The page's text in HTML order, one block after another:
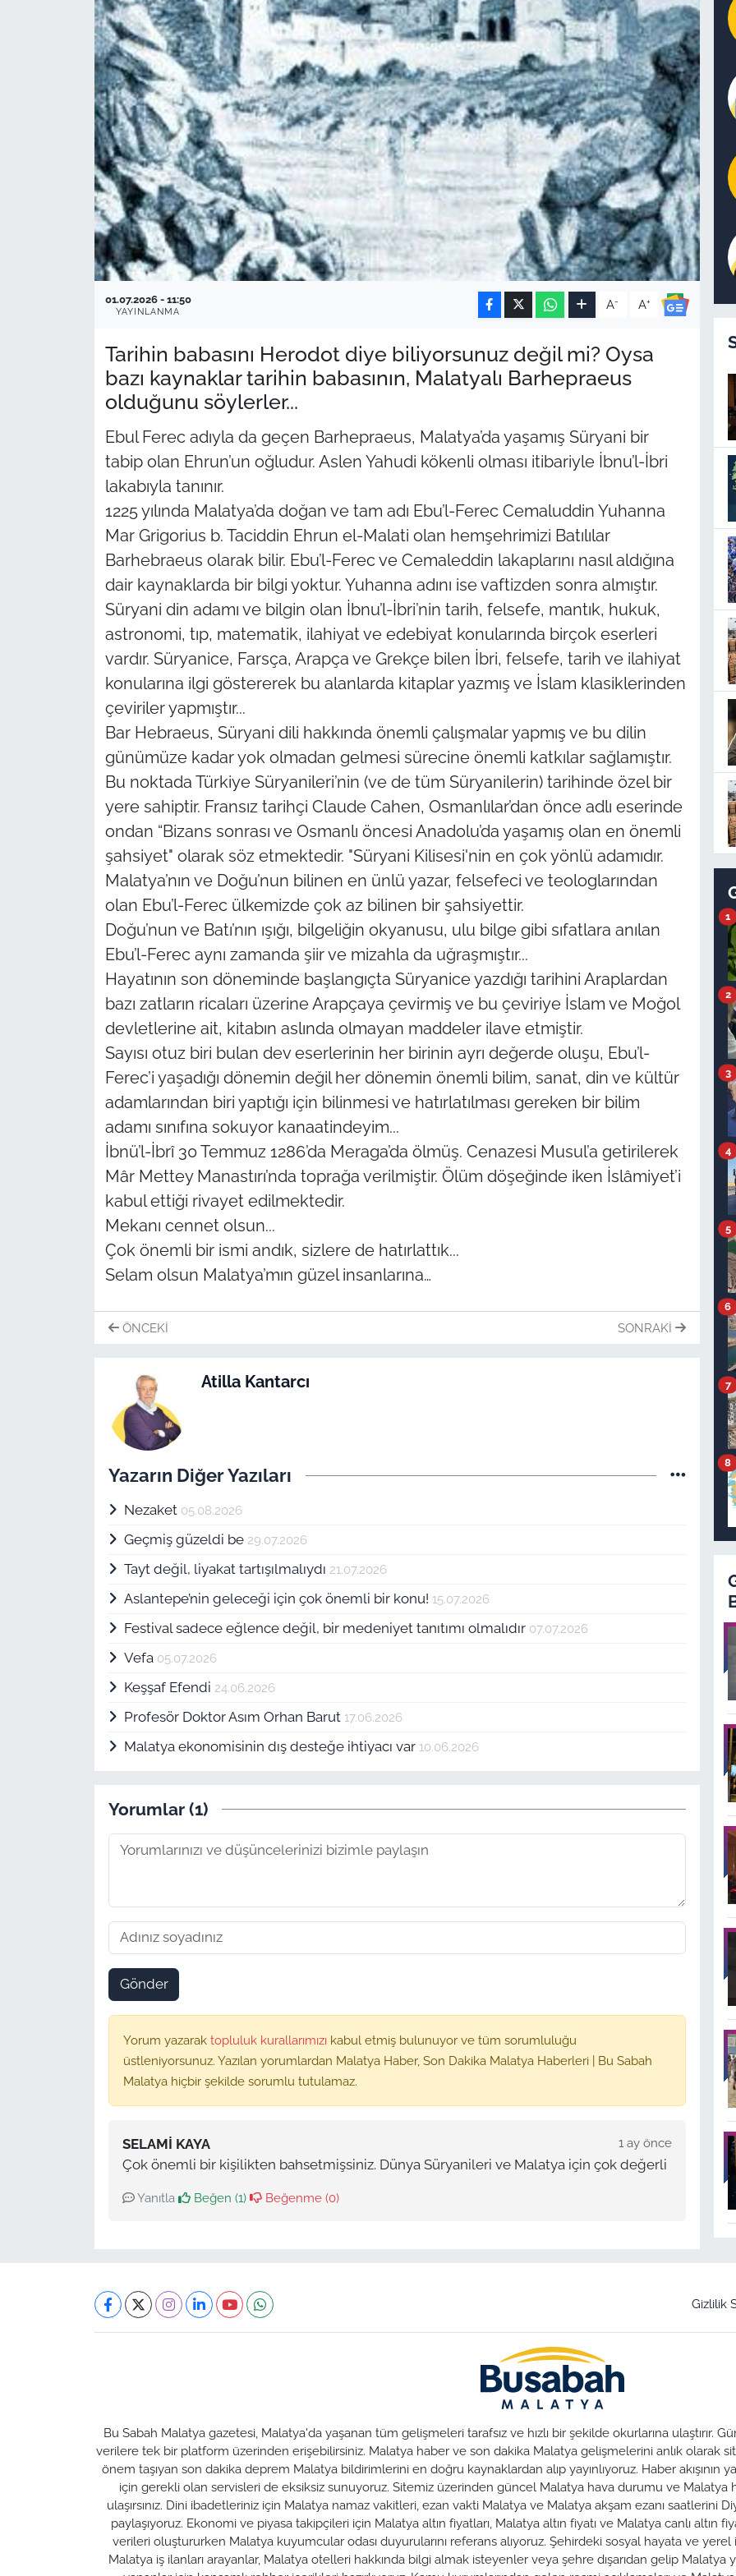
01.07.2026 - 11:50
YAYINLANMA A- A+
Tarihin babasını Herodot diye biliyorsunuz değil mi? Oysa
bazı kaynaklar tarihin babasının, Malatyalı Barhepraeus
olduğunu söylerler...
Ebul Ferec adıyla da geçen Barhepraeus, Malatya’da yaşamış Süryani bir
tabip olan Ehrun’un oğludur. Aslen Yahudi kökenli olması itibariyle İbnu’l-İbri
lakabıyla tanınır.
1225 yılında Malatya’da doğan ve tam adı Ebu’l-Ferec Cemaluddin Yuhanna
Mar Grigorius b. Taciddin Ehrun el-Malati olan hemşehrimizi Batılılar
Barhebraeus olarak bilir. Ebu’l-Ferec ve Cemaleddin lakaplarını nasıl aldığına
dair kaynaklarda bir bilgi yoktur. Yuhanna adını ise vaftizden sonra almıştır.
Süryani din adamı ve bilgin olan İbnu’l-İbri’nin tarih, felsefe, mantık, hukuk,
astronomi, tıp, matematik, ilahiyat ve edebiyat konularında birçok eserleri
vardır. Süryanice, Farsça, Arapça ve Grekçe bilen İbri, felsefe, tarih ve ilahiyat
konularına ilgi göstererek bu alanlarda kitaplar yazmış ve İslam klasiklerinden
çeviriler yapmıştır...
Bar Hebraeus, Süryani dili hakkında önemli çalışmalar yapmış ve bu dilin
günümüze kadar yok olmadan gelmesi sürecine önemli katkılar sağlamıştır.
Bu noktada Türkiye Süryanileri’nin (ve de tüm Süryanilerin) tarihinde özel bir
yere sahiptir. Fransız tarihçi Claude Cahen, Osmanlılar’dan önce adlı eserinde
ondan “Bizans sonrası ve Osmanlı öncesi Anadolu’da yaşamış olan en önemli
şahsiyet" olarak söz etmektedir. "Süryani Kilisesi'nin en çok yönlü adamıdır.
Malatya’nın ve Doğu’nun bilinen en ünlü yazar, felsefeci ve teologlarından
olan Ebu’l-Ferec ülkemizde çok az bilinen bir şahsiyettir.
Doğu’nun ve Batı’nın ışığı, bilgeliğin okyanusu, ulu bilge gibi sıfatlara anılan
Ebu’l-Ferec aynı zamanda şiir ve mizahla da uğraşmıştır...
Hayatının son döneminde başlangıçta Süryanice yazdığı tarihini Araplardan
bazı zatların ricaları üzerine Arapçaya çevirmiş ve bu çeviriye İslam ve Moğol
devletlerine ait, kitabın aslında olmayan maddeler ilave etmiştir.
Sayısı otuz biri bulan dev eserlerinin her birinin ayrı değerde oluşu, Ebu’l-
Ferec’i yaşadığı dönemin değil her dönemin önemli bilim, sanat, din ve kültür
adamlarından biri yaptığı için bilinmesi ve hatırlatılması gereken bir bilim
adamı sınıfına sokuyor kanaatindeyim...
İbnü’l-İbrî 30 Temmuz 1286’da Meraga’da ölmüş. Cenazesi Musul’a getirilerek
Mâr Mettey Manastırı’nda toprağa verilmiştir. Ölüm döşeğinde iken İslâmiyet’i
kabul ettiği rivayet edilmektedir.
Mekanı cennet olsun...
Çok önemli bir ismi andık, sizlere de hatırlattık...
Selam olsun Malatya’mın güzel insanlarına…
ÖNCEKI SONRAKI
Atilla Kantarcı
Yazarın Diğer Yazıları
Nezaket 05.08.2026
Geçmiş güzeldi be 29.07.2026
Tayt değil, liyakat tartışılmalıydı 21.07.2026
Aslantepe’nin geleceği için çok önemli bir konu! 15.07.2026
Festival sadece eğlence değil, bir medeniyet tanıtımı olmalıdır 07.07.2026
Vefa 05.07.2026
Keşşaf Efendi 24.06.2026
Profesör Doktor Asım Orhan Barut 17.06.2026
Malatya ekonomisinin dış desteğe ihtiyacı var 10.06.2026
Yorumlar (1)
Gönder
Yorum yazarak topluluk kurallarımızı kabul etmiş bulunuyor ve tüm sorumluluğu
üstleniyorsunuz. Yazılan yorumlardan Malatya Haber, Son Dakika Malatya Haberleri | Bu Sabah
Malatya hiçbir şekilde sorumlu tutulamaz.
SELAMI KAYA 1 ay önce
Çok önemli bir kişilikten bahsetmişsiniz. Dünya Süryanileri ve Malatya için çok değerli
Yanıtla Beğen (1) Beğenme (0)
1
2
3
4
5
6
7
8
Gizlilik
Bu Sabah Malatya gazetesi, Malatya'da yaşanan tüm gelişmeleri tarafsız ve hızlı bir şekilde okurlarına ulaştırır.
verilere tek bir platform üzerinden erişebilirsiniz. Malatya haber ve son dakika Malatya gelişmelerini anlık olarak
önem taşıyan son dakika deprem Malatya bildirimlerini en doğru kaynaklardan alıp yayınlıyoruz. Haber akışının
için gerekli olan servisleri de eksiksiz sunuyoruz. Sitemiz üzerinden güncel Malatya hava durumu ve
ulaşırsınız. Dini ibadetleriniz için Malatya namaz vakitleri, ezan vakti Malatya ve Malatya akşam ezanı saatlerini
paylaşıyoruz. Ekonomi ve piyasa takipçileri için Malatya altın fiyatları, Malatya altın fiyatı ve Malatya canlı altın
verileri oluştururken Malatya kuyumcular odası duyurularını referans alıyoruz. Şehirdeki sosyal hayata ve yerel
Malatya iş ilanları arayanlar, Malatya otelleri hakkında bilgi almak isteyenler veya şehre dışarıdan gelip Malatya